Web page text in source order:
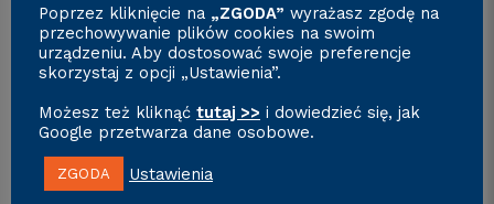
Odbiór a pomiary kontrolne
Poprzez kliknięcie na „ZGODA” wyrażasz zgodę na
przechowywanie plików cookies na swoim
urządzeniu. Aby dostosować swoje preferencje
skorzystaj z opcji „Ustawienia”.
Możesz też kliknąć tutaj >> i dowiedzieć się, jak
Google przetwarza dane osobowe.
ZGODA Ustawienia